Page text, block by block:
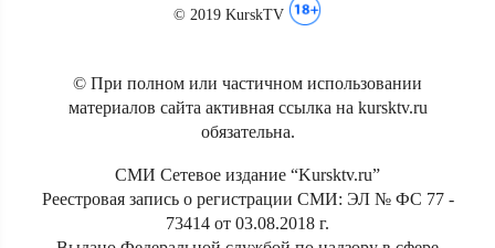
© 2019 KurskTV
© При полном или частичном использовании
материалов сайта активная ссылка на kursktv.ru
обязательна.
СМИ Сетевое издание “Kursktv.ru”
Реестровая запись о регистрации СМИ: ЭЛ № ФС 77 -
73414 от 03.08.2018 г.